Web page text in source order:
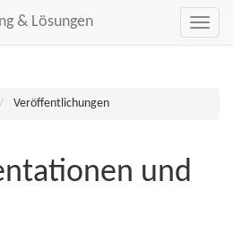
Veröffentlichungen
und